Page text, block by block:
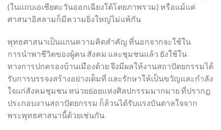
(ในแถบเอเชียตะวันออกเฉียงใต้โดยภาพรวม) หรือแม้แต่
ศาสนาอิสลามก็มีความยิ่งใหญ่ไม่แพ้กัน
พุทธศาสนาเป็นแกนความคิดสำคัญ ที่นอกจากจะใช้ใน
การนำพาชีวิตของผู้คน สังคม และชุมชนแล้ว ยังใช้ใน
ทางการปกครองบ้านเมืองด้วย จึงมีผลให้งานสถาปัตยกรรมได้
รับการบรรจงสร้างอย่างเต็มที่ และรักษาให้เป็นขวัญและกำลัง
ใจแก่สังคมชุมชน หน่วยย่อยแห่งศิลปกรรมมากมาย ที่ปรากฏ
ประกอบงานสถาปัตยกรรม ก็ล้วนได้รับแรงบันดาลใจจาก
พระพุทธศาสนานี้ด้วยเช่นกัน